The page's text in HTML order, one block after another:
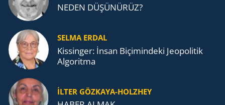
NEDEN DÜŞÜNÜRÜZ?
SELMA ERDAL
Kissinger: İnsan Biçimindeki Jeopolitik
Algoritma
İLTER GÖZKAYA-HOLZHEY